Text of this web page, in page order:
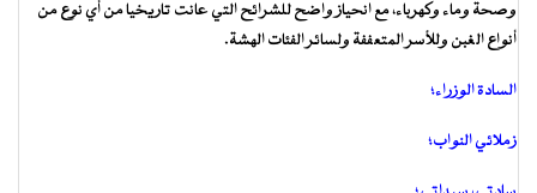
وصحة وماء وكهرباء، مع انحياز واضح للشرائح التي عانت تاريخيا من أي نوع من
أنواع الغبن وللأسر المتعففة ولسائر الفئات الهشة.
السادة الوزراء؛
زملائي النواب؛